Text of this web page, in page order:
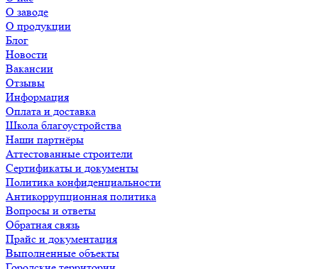
О заводе
О продукции
Блог
Новости
Вакансии
Отзывы
Информация
Оплата и доставка
Школа благоустройства
Наши партнёры
Аттестованные строители
Сертификаты и документы
Политика конфиденциальности
Антикоррупционная политика
Вопросы и ответы
Обратная связь
Прайс и документация
Выполненные объекты